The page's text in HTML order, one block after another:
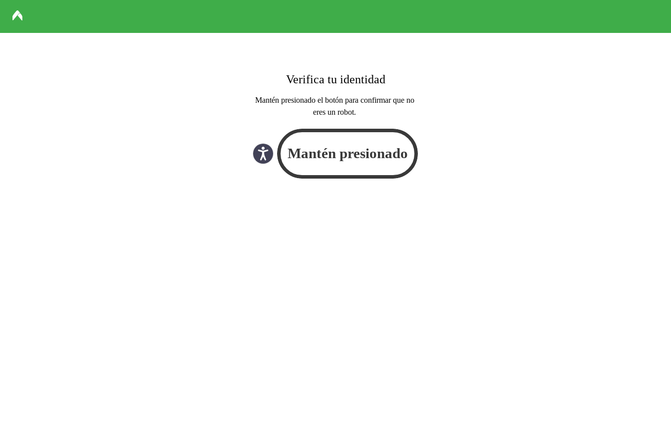
Verifica tu identidad
Mantén presionado el botón para confirmar que no
eres un robot.